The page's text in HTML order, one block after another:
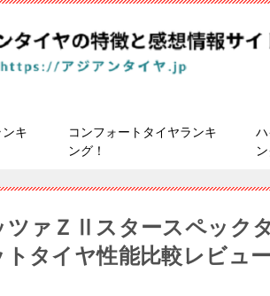
キ
コンフォートタイヤランキ
ング！
ツァＺⅡスタースペック
トタイヤ性能比較レビュ